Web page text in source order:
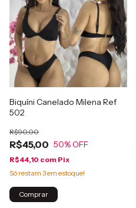
Biquíni Canelado Milena Ref
502
R$45,00
R$90,00
50% OFF
R$44,10 com Pix
Só restam 3em estoque!
Comprar